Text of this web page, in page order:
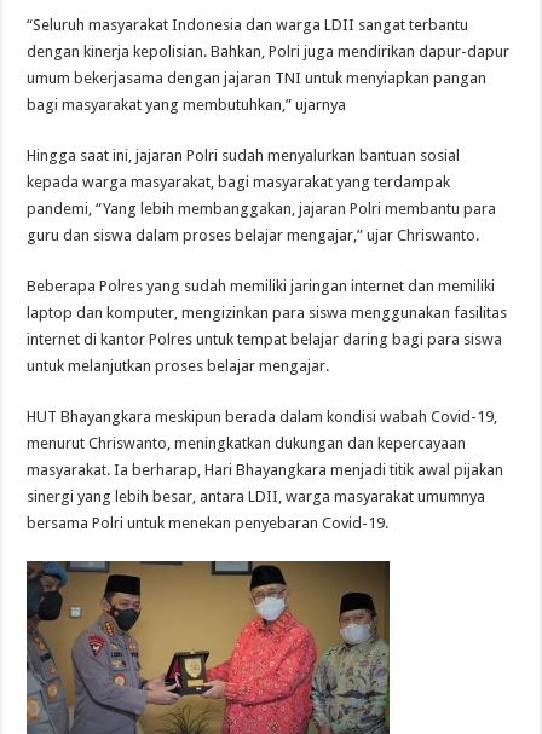
“Seluruh masyarakat Indonesia dan warga LDII sangat terbantu
dengan kinerja kepolisian. Bahkan, Polri juga mendirikan dapur-dapur
umum bekerjasama dengan jajaran TNI untuk menyiapkan pangan
bagi masyarakat yang membutuhkan,” ujarnya
Hingga saat ini, jajaran Polri sudah menyalurkan bantuan sosial
kepada warga masyarakat, bagi masyarakat yang terdampak
pandemi, “Yang lebih membanggakan, jajaran Polri membantu para
guru dan siswa dalam proses belajar mengajar,” ujar Chriswanto.
Beberapa Polres yang sudah memiliki jaringan internet dan memiliki
laptop dan komputer, mengizinkan para siswa menggunakan fasilitas
internet di kantor Polres untuk tempat belajar daring bagi para siswa
untuk melanjutkan proses belajar mengajar.
HUT Bhayangkara meskipun berada dalam kondisi wabah Covid-19,
menurut Chriswanto, meningkatkan dukungan dan kepercayaan
masyarakat. Ia berharap, Hari Bhayangkara menjadi titik awal pijakan
sinergi yang lebih besar, antara LDII, warga masyarakat umumnya
bersama Polri untuk menekan penyebaran Covid-19.